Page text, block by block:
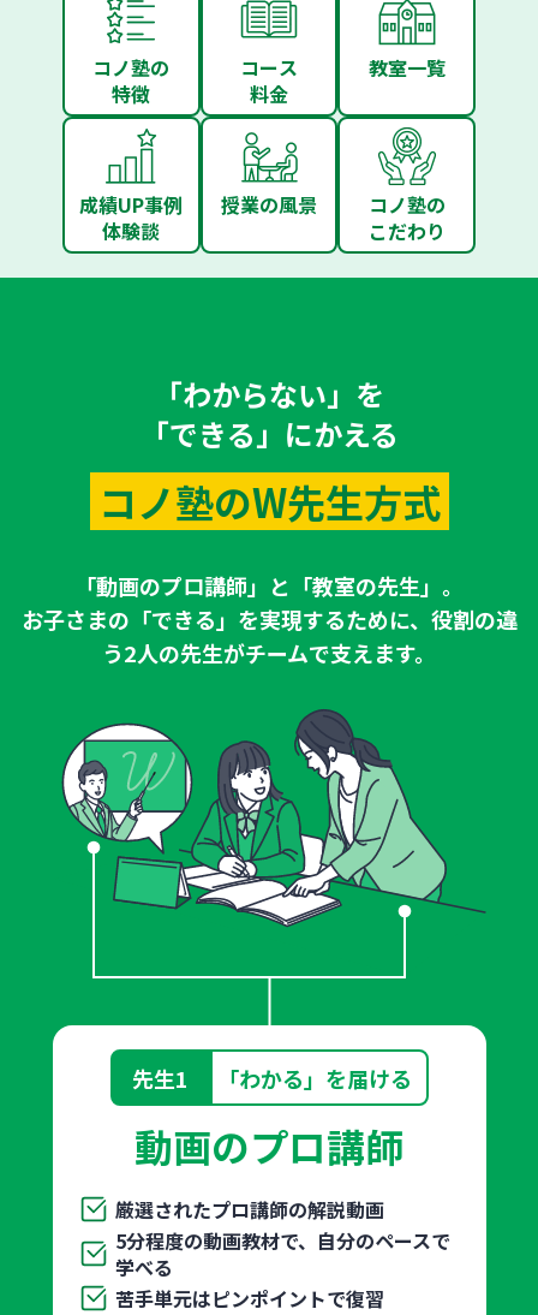
コノ塾の
特徴
コース
料金
教室一覧
成績UP事例
体験談
授業の風景
コノ塾の
こだわり
「わからない」を
「できる」にかえる
コノ塾のW先生方式
「動画のプロ講師」と「教室の先生」。
お子さまの「できる」を実現するために、 役割の違
う2人の先生がチームで支えます。
先生1 「わかる」を届ける
動画のプロ講師
厳選されたプロ講師の解説動画
5分程度の動画教材で、自分のペースで
学べる
苦手単元はピンポイントで復習